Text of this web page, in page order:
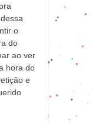
o
do
ao ver
hora do
e